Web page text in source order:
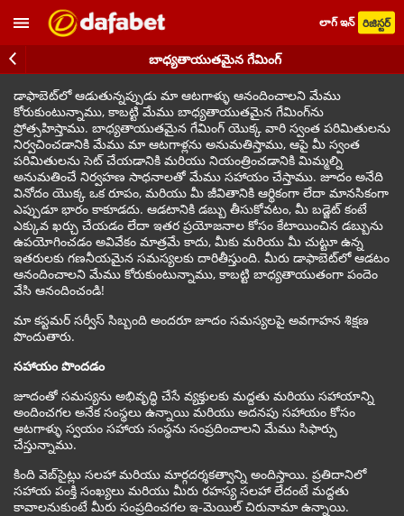
లాగ్ ఇన్ రిజిస్టర్
బాధ్యతాయుతమైన గేమింగ్
డాఫాబెట్‌లో ఆడుతున్నప్పుడు మా ఆటగాళ్ళు ఆనందించాలని మేము
కోరుకుంటున్నాము, కాబట్టి మేము బాధ్యతాయుతమైన గేమింగ్‌ను
ప్రోత్సహిస్తాము. బాధ్యతాయుతమైన గేమింగ్ యొక్క వారి స్వంత పరిమితులను
నిర్వచించడానికి మేము మా ఆటగాళ్లను అనుమతిస్తాము, ఆపై మీ స్వంత
పరిమితులను సెట్ చేయడానికి మరియు నియంత్రించడానికి మిమ్మల్ని
అనుమతించే నిర్వహణ సాధనాలతో మేము సహాయం చేస్తాము. జూదం అనేది
వినోదం యొక్క ఒక రూపం, మరియు మీ జీవితానికి ఆర్థికంగా లేదా మానసికంగా
ఎప్పుడూ భారం కాకూడదు. ఆడటానికి డబ్బు తీసుకోవటం, మీ బడ్జెట్ కంటే
ఎక్కువ ఖర్చు చేయడం లేదా ఇతర ప్రయోజనాల కోసం కేటాయించిన డబ్బును
ఉపయోగించడం అవివేకం మాత్రమే కాదు, మీకు మరియు మీ చుట్టూ ఉన్న
ఇతరులకు గణనీయమైన సమస్యలకు దారితీస్తుంది. మీరు డాఫాబెట్‌లో ఆడటం
ఆనందించాలని మేము కోరుకుంటున్నాము, కాబట్టి బాధ్యతాయుతంగా పందెం
వేసి ఆనందించండి!
మా కస్టమర్ సర్వీస్ సిబ్బంది అందరూ జూదం సమస్యలపై అవగాహన శిక్షణ
పొందుతారు.
సహాయం పొందడం
జూదంతో సమస్యను అభివృద్ధి చేసే వ్యక్తులకు మద్దతు మరియు సహాయాన్ని
అందించగల అనేక సంస్థలు ఉన్నాయి మరియు అదనపు సహాయం కోసం
ఆటగాళ్ళు స్వయం సహాయ సంస్థను సంప్రదించాలని మేము సిఫార్సు
చేస్తున్నాము.
కింది వెబ్‌సైట్లు సలహా మరియు మార్గదర్శకత్వాన్ని అందిస్తాయి. ప్రతిదానిలో
సహాయ పంక్తి సంఖ్యలు మరియు మీరు రహస్య సలహా లేదంటే మద్దతు
కావాలనుకుంటే మీరు సంప్రదించగల ఇ-మెయిల్ చిరునామా ఉన్నాయి.